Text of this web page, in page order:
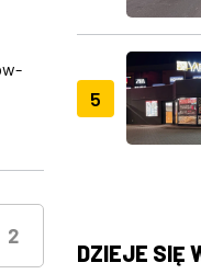
2
5
DZIEJE SIĘ